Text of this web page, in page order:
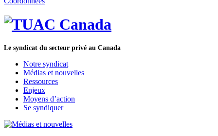
Le syndicat du secteur privé au Canada
Notre syndicat
Médias et nouvelles
Ressources
Enjeux
Moyens d’action
Se syndiquer